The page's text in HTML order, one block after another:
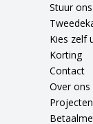
Stuur
Kies zelf
Korting
Contact
Over ons
Projecten